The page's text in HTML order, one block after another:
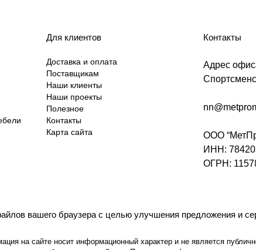
Для клиентов
Доставка и оплата
Поставщикам
Наши клиенты
Наши проекты
Полезное
Контакты
Карта сайта
Контакты
Адрес
ООО
ИНН:
ОГРН:
на сайте носит информационный характер и не является
вашего браузера с целью улучшения предложения и